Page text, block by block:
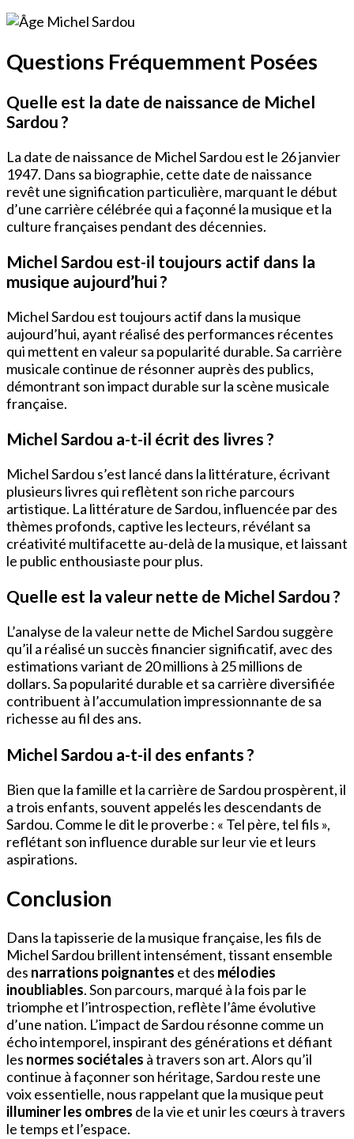
Questions Fréquemment Posées
Quelle est la date de naissance de Michel
Sardou ?
La date de naissance de Michel Sardou est le 26 janvier
1947. Dans sa biographie, cette date de naissance
revêt une signification particulière, marquant le début
d’une carrière célébrée qui a façonné la musique et la
culture françaises pendant des décennies.
Michel Sardou est-il toujours actif dans la
musique aujourd’hui ?
Michel Sardou est toujours actif dans la musique
aujourd’hui, ayant réalisé des performances récentes
qui mettent en valeur sa popularité durable. Sa carrière
musicale continue de résonner auprès des publics,
démontrant son impact durable sur la scène musicale
française.
Michel Sardou a-t-il écrit des livres ?
Michel Sardou s’est lancé dans la littérature, écrivant
plusieurs livres qui reflètent son riche parcours
artistique. La littérature de Sardou, influencée par des
thèmes profonds, captive les lecteurs, révélant sa
créativité multifacette au-delà de la musique, et laissant
le public enthousiaste pour plus.
Quelle est la valeur nette de Michel Sardou ?
L’analyse de la valeur nette de Michel Sardou suggère
qu’il a réalisé un succès financier significatif, avec des
estimations variant de 20 millions à 25 millions de
dollars. Sa popularité durable et sa carrière diversifiée
contribuent à l’accumulation impressionnante de sa
richesse au fil des ans.
Michel Sardou a-t-il des enfants ?
Bien que la famille et la carrière de Sardou prospèrent, il
a trois enfants, souvent appelés les descendants de
Sardou. Comme le dit le proverbe : « Tel père, tel fils »,
reflétant son influence durable sur leur vie et leurs
aspirations.
Conclusion
Dans la tapisserie de la musique française, les fils de
Michel Sardou brillent intensément, tissant ensemble
des narrations poignantes et des mélodies
inoubliables. Son parcours, marqué à la fois par le
triomphe et l’introspection, reflète l’âme évolutive
d’une nation. L’impact de Sardou résonne comme un
écho intemporel, inspirant des générations et défiant
les normes sociétales à travers son art. Alors qu’il
continue à façonner son héritage, Sardou reste une
voix essentielle, nous rappelant que la musique peut
illuminer les ombres de la vie et unir les cœurs à travers
le temps et l’espace.